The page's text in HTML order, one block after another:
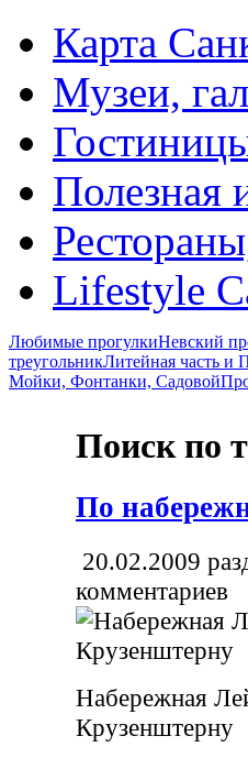
Карта
Музеи,
Полезная
Lifestyle
Любимые прогулкиНевский
треугольникЛитейная часть и
Мойки, Фонтанки, Садовой
Поиск по
По
20.02.2009
комментариев
Набережная
Крузенштерну